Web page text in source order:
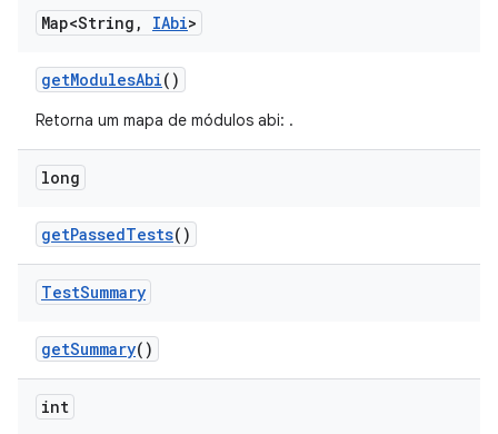
Map<String , IAbi>
getModulesAbi()
Retorna um mapa de módulos abi: .
long
getPassedTests()
TestSummary
getSummary()
int